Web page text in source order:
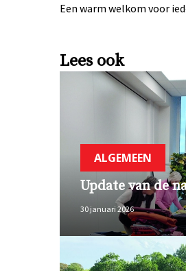
Een warm welkom voor
Lees ook
ALGEMEEN
Update van de
30 januari 2026